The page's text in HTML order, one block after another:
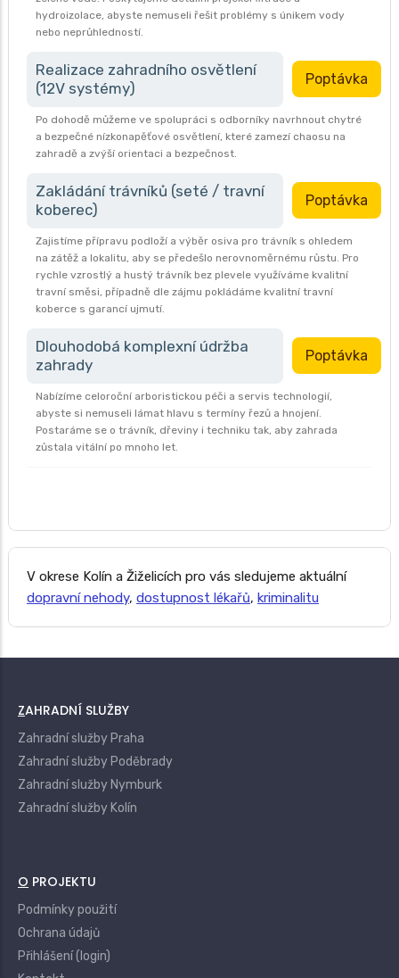
hydroizolace, abyste nemuseli řešit problémy s únikem vody
nebo neprůhledností.
Realizace zahradního osvětlení
(12V systémy)
Poptávka
Po dohodě můžeme ve spolupráci s odborníky navrhnout chytré
a bezpečné nízkonapěťové osvětlení, které zamezí chaosu na
zahradě a zvýší orientaci a bezpečnost.
Zakládání trávníků (seté / travní
koberec)
Poptávka
Zajistíme přípravu podloží a výběr osiva pro trávník s ohledem
na zátěž a lokalitu, aby se předešlo nerovnoměrnému růstu. Pro
rychle vzrostlý a hustý trávník bez plevele využíváme kvalitní
travní směsi, případně dle zájmu pokládáme kvalitní travní
koberce s garancí ujmutí.
Dlouhodobá komplexní údržba
zahrady
Poptávka
Nabízíme celoroční arboristickou péči a servis technologií,
abyste si nemuseli lámat hlavu s termíny řezů a hnojení.
Postaráme se o trávník, dřeviny i techniku tak, aby zahrada
zůstala vitální po mnoho let.
V okrese Kolín a Žiželicích pro vás sledujeme aktuální
dopravní nehody, dostupnost lékařů, kriminalitu
ZAHRADNÍ SLUŽBY
Zahradní služby Praha
Zahradní služby Poděbrady
Zahradní služby Nymburk
Zahradní služby Kolín
O PROJEKTU
Podmínky použití
Ochrana údajů
Přihlášení (login)